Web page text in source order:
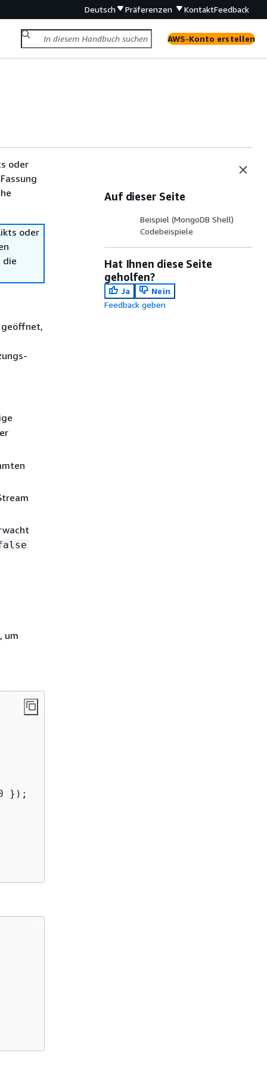
Deutsch Präferenzen KontaktFeedback
AWS-Konto erstellen
oder
oder
die
geöffnet,
um
});
Auf dieser Seite
Beispiel (MongoDB Shell)
Codebeispiele
Hat Ihnen diese Seite
geholfen?
Ja
Nein
Feedback geben